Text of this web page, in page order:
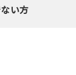
い方